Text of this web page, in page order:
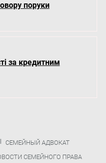
поруки
за кредитним
СЕМЕЙНЫЙ АДВОКАТ
СЕМЕЙНОГО ПРАВА